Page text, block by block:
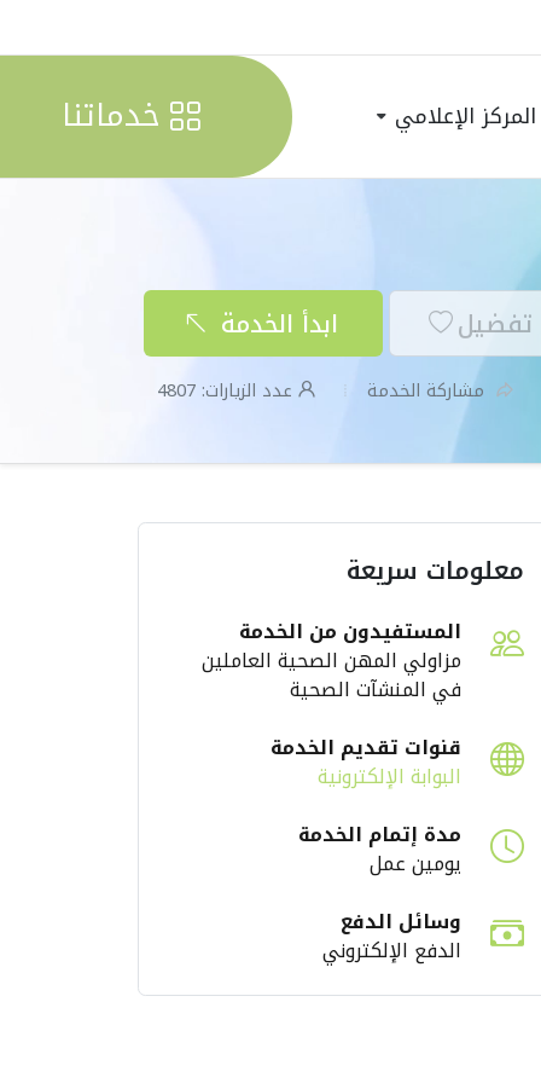
المركز الإعلامي
الصحية
في
من
رئيس هيئة الشارقة
الصحية يستقبل وفد
مجموعة برايم للرعاية
الصحية لبحث تعزيز
الإثنين، يوليو 13، 2026
خدماتنا
تفضيل ابدأ الخدمة
مشاركة الخدمة عدد الزيارات: 4807
معلومات سريعة
المستفيدون من الخدمة
مزاولي المهن الصحية العاملين
في المنشآت الصحية
قنوات تقديم الخدمة
البوابة الإلكترونية
مدة إتمام الخدمة
يومين عمل
وسائل الدفع
الدفع الإلكتروني